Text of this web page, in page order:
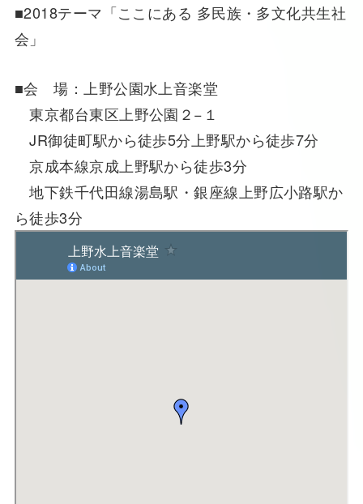
■2018テーマ「ここにある 多民族・多文化共生社
会」
■会 場：上野公園水上音楽堂
東京都台東区上野公園２−１
JR御徒町駅から徒歩5分上野駅から徒歩7分
京成本線京成上野駅から徒歩3分
地下鉄千代田線湯島駅・銀座線上野広小路駅か
ら徒歩3分